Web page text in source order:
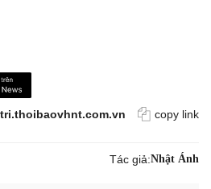
copy link
Tác giả:Nhật Ánh